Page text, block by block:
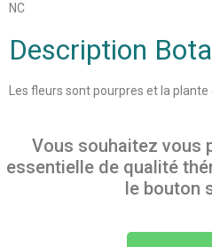
NC
Description
Les fleurs sont pourpres et la
Vous souhaitez vous
essentielle de qualité
le bouton